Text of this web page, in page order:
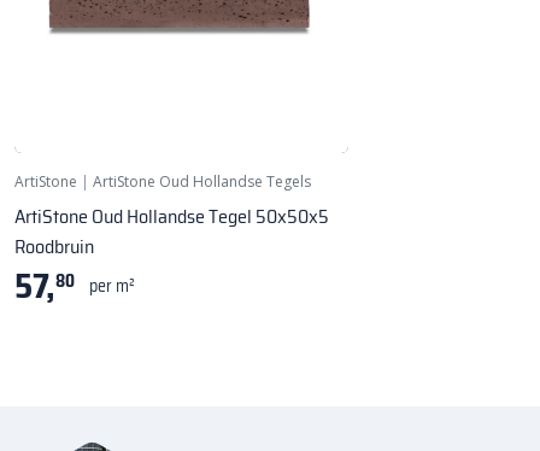
ArtiStone | ArtiStone Oud Hollandse Tegels
ArtiStone Oud Hollandse Tegel 50x50x5
Roodbruin
57,80 per m²